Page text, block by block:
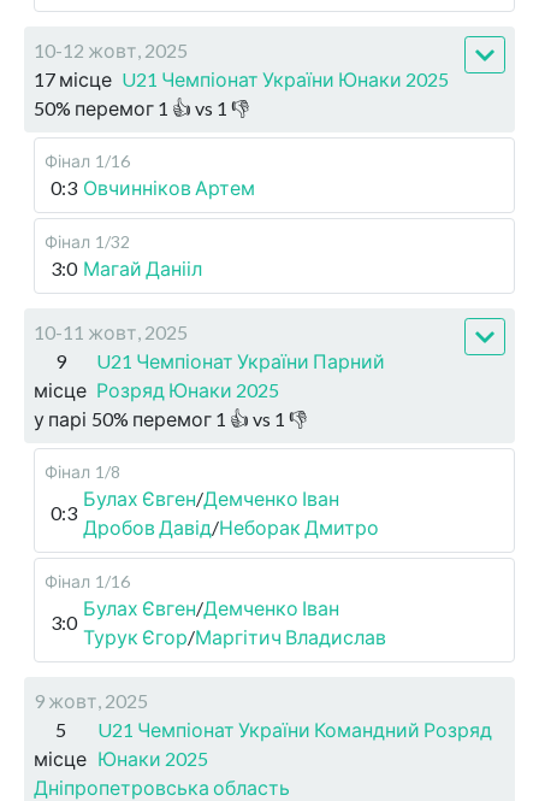
10-12 жовт, 2025
17 місце U21 Чемпіонат України Юнаки 2025
50% перемог 1 👍 vs 1 👎
Фінал 1/16
0:3 Овчинніков Артем
Фінал 1/32
3:0 Магай Данііл
10-11 жовт, 2025
9
місце
U21 Чемпіонат України Парний
Розряд Юнаки 2025
у парі 50% перемог 1 👍 vs 1 👎
Фінал 1/8
0:3
Булах Євген/Демченко Іван
Дробов Давід/Неборак Дмитро
Фінал 1/16
3:0
Булах Євген/Демченко Іван
Турук Єгор/Маргітич Владислав
9 жовт, 2025
5
місце
U21 Чемпіонат України Командний Розряд
Юнаки 2025
Дніпропетровська область